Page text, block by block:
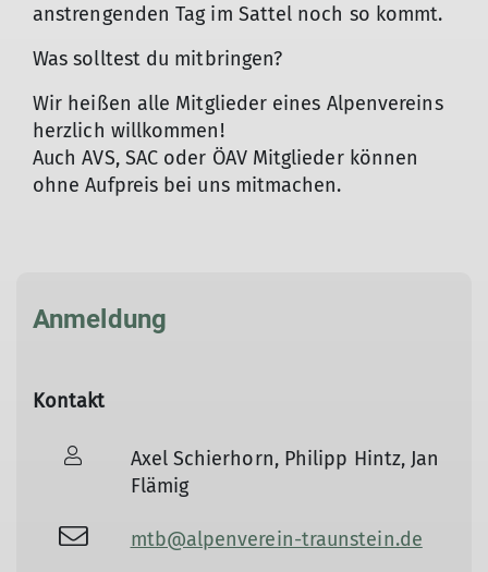
anstrengenden Tag im Sattel noch so kommt.
Was solltest du mitbringen?
Wir heißen alle Mitglieder eines Alpenvereins
herzlich willkommen!
Auch AVS, SAC oder ÖAV Mitglieder können
ohne Aufpreis bei uns mitmachen.
Anmeldung
Kontakt
Axel Schierhorn, Philipp Hintz, Jan
Flämig
mtb@alpenverein-traunstein.de